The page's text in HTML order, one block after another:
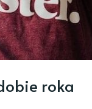
roka